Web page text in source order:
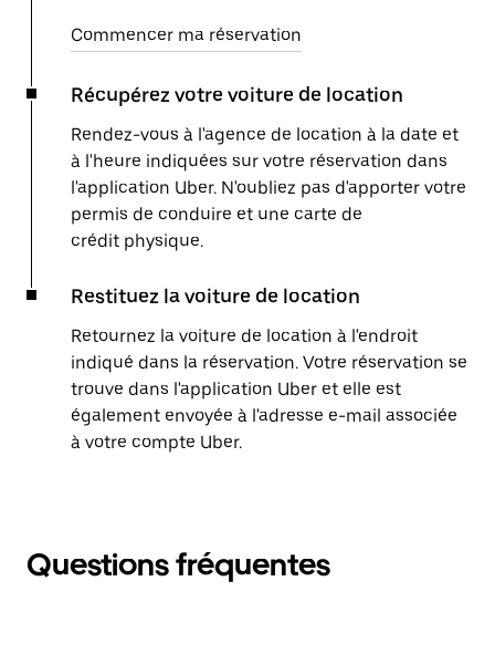
Commencer ma réservation
Récupérez votre voiture de location
Rendez-vous à l'agence de location à la date et
à l'heure indiquées sur votre réservation dans
l'application Uber. N'oubliez pas d'apporter votre
permis de conduire et une carte de
crédit physique.
Restituez la voiture de location
Retournez la voiture de location à l'endroit
indiqué dans la réservation. Votre réservation se
trouve dans l'application Uber et elle est
également envoyée à l'adresse e-mail associée
à votre compte Uber.
Questions fréquentes